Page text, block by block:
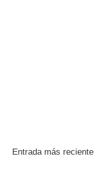
Entrada más reciente